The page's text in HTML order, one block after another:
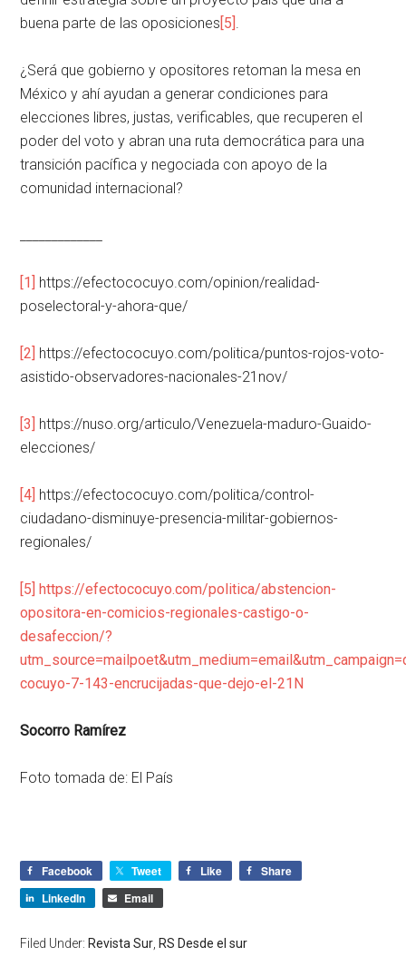
buena parte de las oposiciones [5] .
¿Será que gobierno y opositores retoman la mesa en
México y ahí ayudan a generar condiciones para
elecciones libres, justas, verificables, que recuperen el
poder del voto y abran una ruta democrática para una
transición pacífica y negociada con apoyo de la
comunidad internacional?
[1]
https://efectococuyo.com/opinion/realidad-
poselectoral-y-ahora-que/
[2] https://efectococuyo.com/politica/puntos-rojos-voto-
asistido-observadores-nacionales-21nov/
[3]
https://nuso.org/articulo/Venezuela-maduro-Guaido-
elecciones/
[4] https://efectococuyo.com/politica/control-
ciudadano-disminuye-presencia-militar-gobiernos-
regionales/
[5] https://efectococuyo.com/politica/abstencion-
opositora-en-comicios-regionales-castigo-o-
desafeccion/?
cocuyo-7-143-encrucijadas-que-dejo-el-21N
Socorro Ramírez
Foto tomada de: El País
Facebook Tweet Like
Share
LinkedIn
Email
Filed Under: Revista Sur, RS Desde el sur